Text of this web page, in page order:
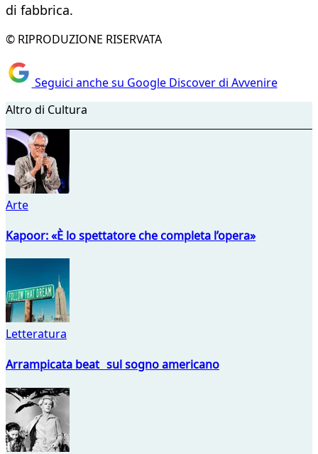
di fabbrica.
© RIPRODUZIONE RISERVATA
Seguici anche su Google Discover di Avvenire
Altro di Cultura
Arte
Kapoor: «È lo spettatore che completa l’opera»
Letteratura
Arrampicata beat sul sogno americano